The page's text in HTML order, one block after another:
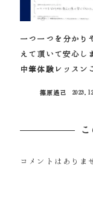
一つ一つを分かり
えて頂いて安心し
中筆体験レッスン
篠原遙己
コメントはありま